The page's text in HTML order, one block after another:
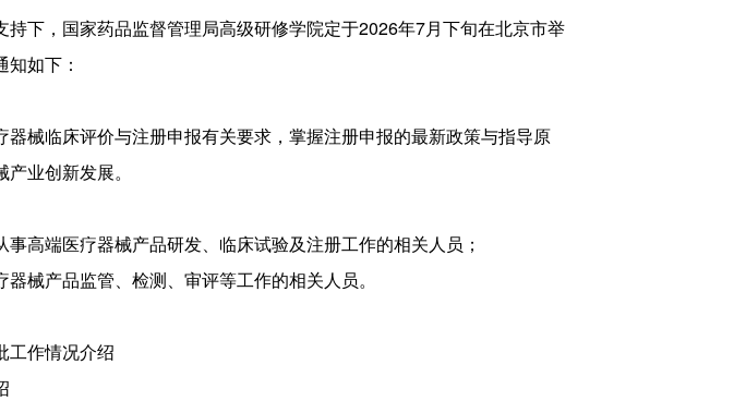
下，国家药品监督管理局高级研修学院定于2026年7月下旬在北京市举
如下：
械临床评价与注册申报有关要求，掌握注册申报的最新政策与指导原
业创新发展。
高端医疗器械产品研发、临床试验及注册工作的相关人员；
械产品监管、检测、审评等工作的相关人员。
工作情况介绍